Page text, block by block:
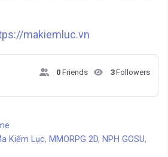
makiemluc.vn
0 Friends 3Followers
Kiếm Lục, MMORPG 2D, NPH GOSU,